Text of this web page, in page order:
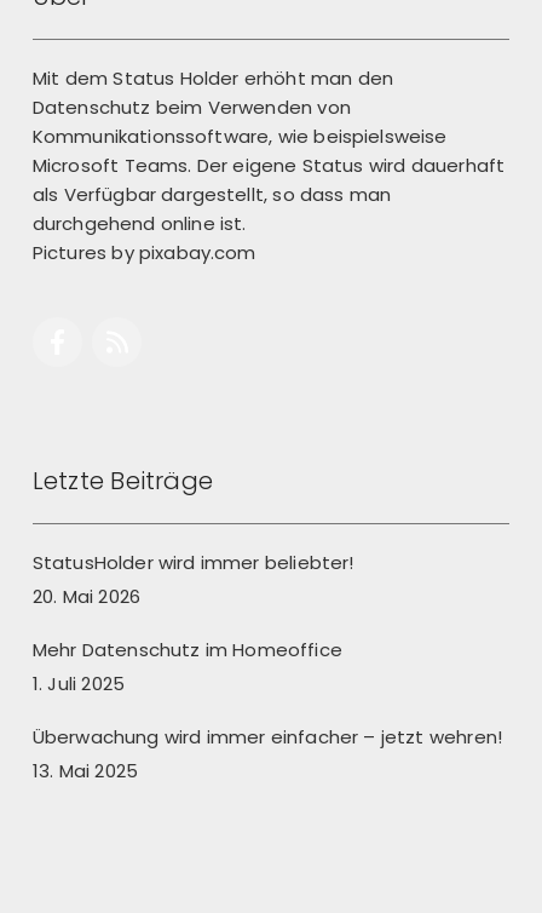
Mit dem Status Holder erhöht man den
Datenschutz beim Verwenden von
Kommunikationssoftware, wie beispielsweise
Microsoft Teams. Der eigene Status wird dauerhaft
als Verfügbar dargestellt, so dass man
durchgehend online ist.
Pictures bypixabay.com
Letzte Beiträge
StatusHolder wird immer beliebter!
20. Mai 2026
Mehr Datenschutz im Homeoffice
1. Juli 2025
Überwachung wird immer einfacher – jetzt wehren!
13. Mai 2025